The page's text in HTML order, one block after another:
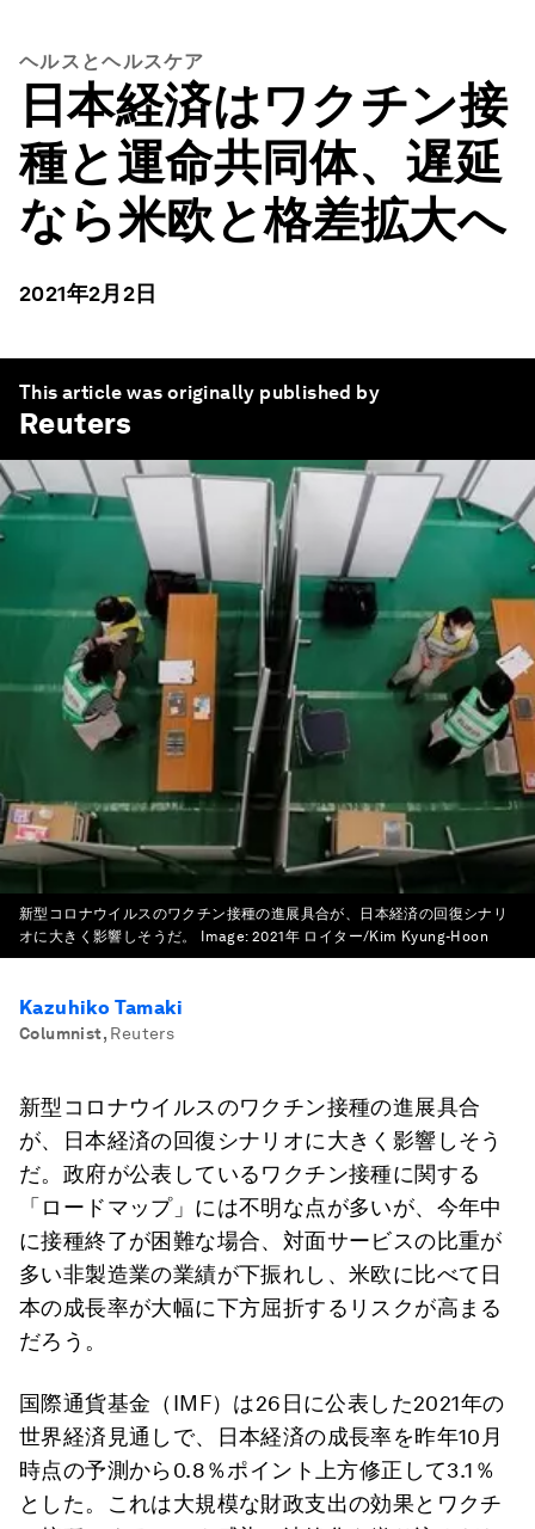
ヘルスとヘルスケア
日本経済はワクチン接
種と運命共同体、遅延
なら米欧と格差拡大へ
2021年2月2日
This article was originally published by
Reuters
新型コロナウイルスのワクチン接種の進展具合が、日本経済の回復シナリ
オに大きく影響しそうだ。
Image:2021年 ロイター/Kim Kyung-Hoon
Kazuhiko Tamaki
Columnist, Reuters
新型コロナウイルスのワクチン接種の進展具合
が、日本経済の回復シナリオに大きく影響しそう
だ。政府が公表しているワクチン接種に関する
「ロードマップ」には不明な点が多いが、今年中
に接種終了が困難な場合、対面サービスの比重が
多い非製造業の業績が下振れし、米欧に比べて日
本の成長率が大幅に下方屈折するリスクが高まる
だろう。
国際通貨基金（IMF）は26日に公表した2021年の
世界経済見通しで、日本経済の成長率を昨年10月
時点の予測から0.8％ポイント上方修正して3.1％
とした。これは大規模な財政支出の効果とワクチ